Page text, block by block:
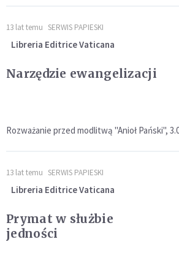
13 lat temu SERWIS PAPIESKI
Libreria Editrice Vaticana
Narzędzie ewangelizacji
Rozważanie przed modlitwą "Anioł Pański",
13 lat temu SERWIS PAPIESKI
Libreria Editrice Vaticana
Prymat w służbie
jedności